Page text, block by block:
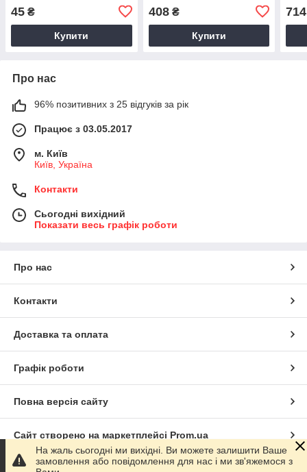
45 ₴
Купити
408₴
Купити
714
Про нас
96% позитивних з 25 відгуків за рік
Працює з 03.05.2017
м. Київ
Київ, Україна
Контакти
Сьогодні вихідний
Показати весь графік роботи
Про нас
Контакти
Доставка та оплата
Графік роботи
Повна версія сайту
Сайт створено на маркетплейсі Prom.ua
Політика конфіденційності
На жаль сьогодні ми вихідні. Ви можете залишити Ваше
замовлення або повідомлення для нас і ми зв'яжемося з